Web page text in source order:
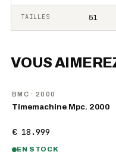
TAILLES 51
VOUS
BMC · 2000
Timemachine Mpc. 2000
€ 18.999
EN STOCK